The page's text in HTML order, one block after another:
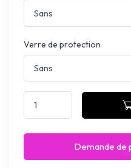
Verre de protection
Demande de